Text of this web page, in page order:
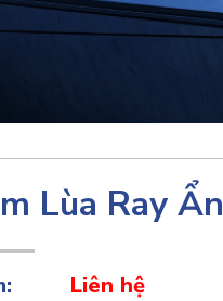
Lùa Ray Ẩn
Liên hệ